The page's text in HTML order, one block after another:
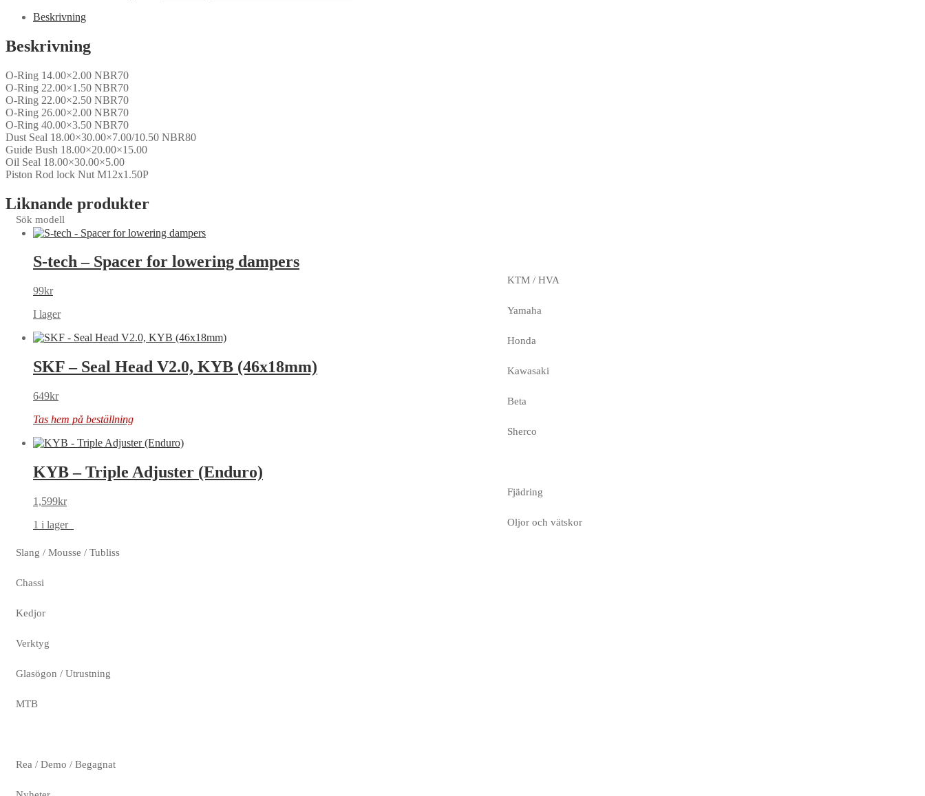
Beskrivning
Beskrivning
O-Ring 14.00×2.00 NBR70
O-Ring 22.00×1.50 NBR70
O-Ring 22.00×2.50 NBR70
O-Ring 26.00×2.00 NBR70
O-Ring 40.00×3.50 NBR70
Dust Seal 18.00×30.00×7.00/10.50 NBR80
Guide Bush 18.00×20.00×15.00
Oil Seal 18.00×30.00×5.00
Piston Rod lock Nut M12x1.50P
Liknande produkter
S-tech – Spacer for lowering dampers
99kr
I lager
SKF – Seal Head V2.0, KYB (46x18mm)
649kr
Tas hem på beställning
KYB – Triple Adjuster (Enduro)
1,599kr
1 i lager
Sök modell
KTM / HVA
Yamaha
Honda
Kawasaki
Beta
Sherco
Fjädring
Oljor och vätskor
Slang / Mousse / Tubliss
Chassi
Kedjor
Verktyg
Glasögon / Utrustning
MTB
Rea / Demo / Begagnat